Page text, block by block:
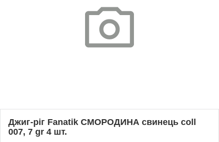
Джиг-ріг Fanatik СМОРОДИНА свинець coll
007, 7 gr 4 шт.